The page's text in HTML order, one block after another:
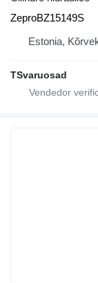
ZeproBZ15149S
Estonia,
TSvaruosad